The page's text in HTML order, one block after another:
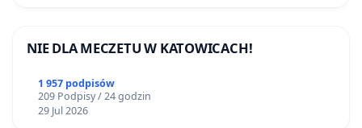
NIE DLA MECZETU W KATOWICACH!
1 957 podpisów
209 Podpisy / 24 godzin
29 Jul 2026